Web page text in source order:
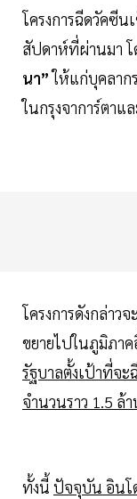
โครงการฉีดวัคซีน
สัปดาห์ที่ผ่านมา
นา”ให้แก่บุคลาก
ในกรุงจาการ์ตา
โครงการดังกล่า
ขยายไปในภูมิภา
รัฐบาลตั้งเป้าที่จ
จำนวนราว 1.5 ล้
ทั้งนี้ ปัจจุบัน อินโ